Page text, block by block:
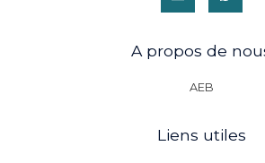
A propos de
AEB
Liens utiles